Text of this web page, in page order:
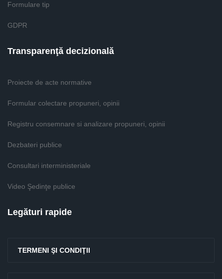
Formulare tip
GDPR
Transparenţă decizională
Proiecte de acte normative
Formular colectare propuneri, opinii
Registru consemnare si analizare propuneri, opinii
Dezbateri publice
Consultari interministeriale
Video Şedinţe publice
Legături rapide
TERMENI ŞI CONDIŢII